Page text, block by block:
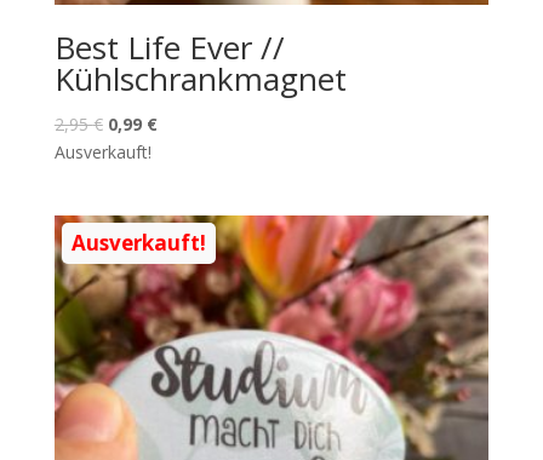
Best Life Ever //
Kühlschrankmagnet
2,95€ 0,99 €
Ausverkauft!
Ausverkauft!